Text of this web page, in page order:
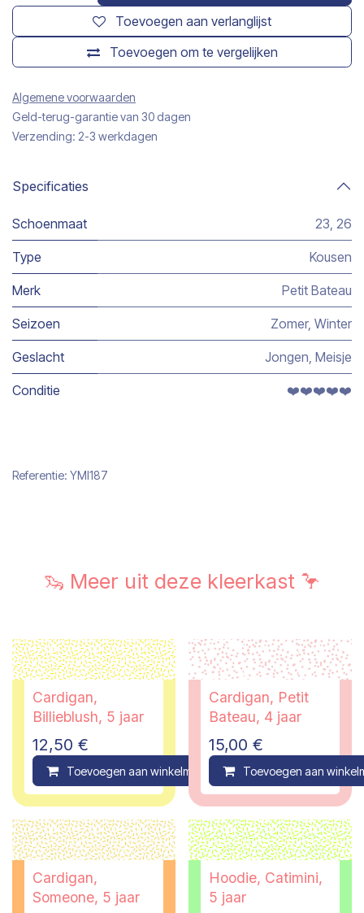
Toevoegen om te vergelijken
Toevoegen aan verlanglijst
Algemene voorwaarden
Geld-terug-garantie van 30 dagen
Verzending: 2-3 werkdagen
Specificaties
Schoenmaat 23, 26
Type Kousen
Merk Petit Bateau
Seizoen Zomer, Winter
Geslacht Jongen, Meisje
Conditie ❤️❤️❤️❤️❤️
Referentie: YMI187
🦦 Meer uit deze kleerkast 🦩
Cardigan,
Billieblush, 5 jaar
12,50 €
Toevoegen aan winkelmandje Compare
Cardigan, Petit
Bateau, 4 jaar
15,00 €
Toevoegen aan
Cardigan,
Someone, 5 jaar
Hoodie, Catimini,
5 jaar